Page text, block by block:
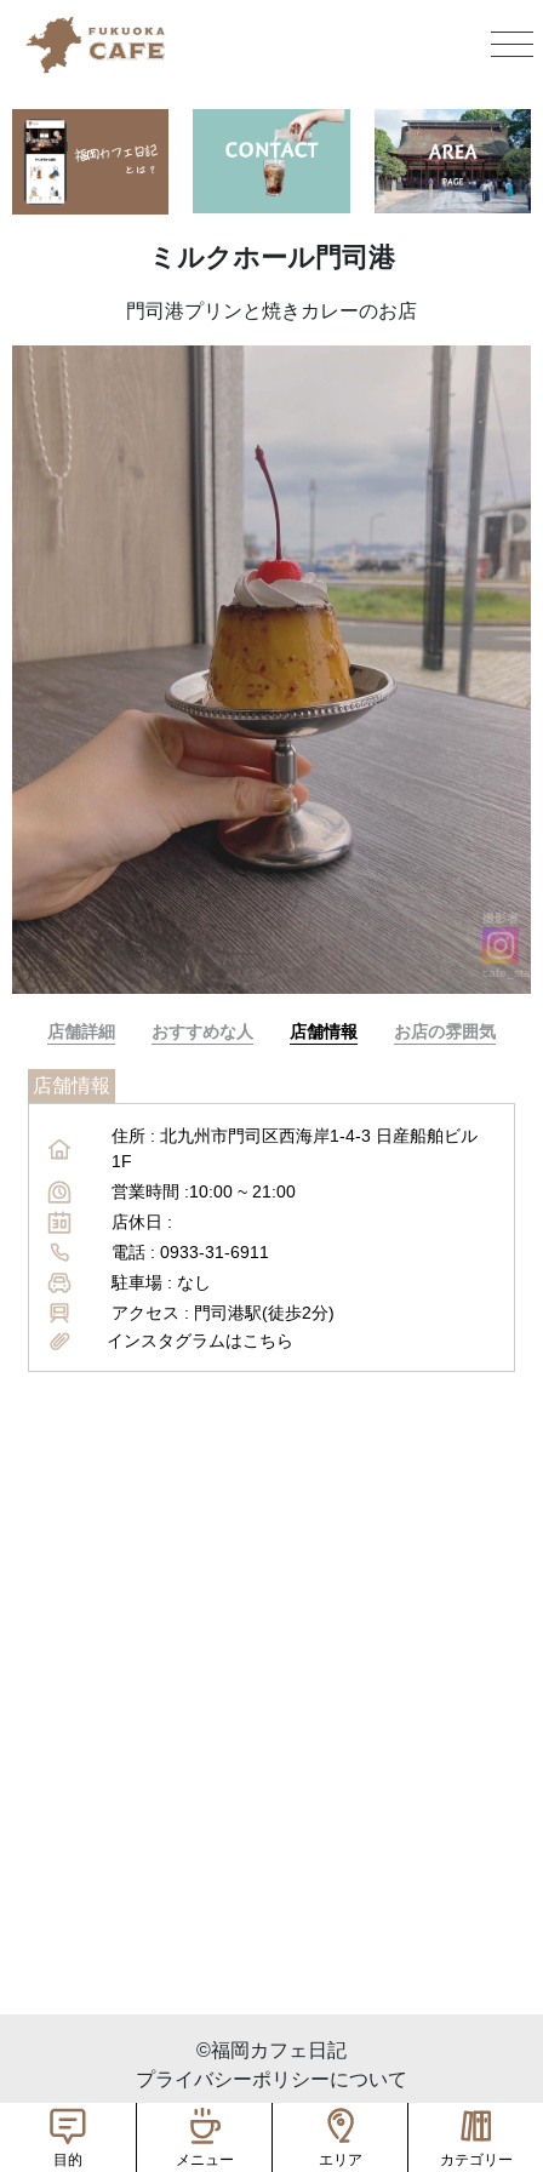
ミルクホール門司港
門司港プリンと焼きカレーのお店
撮影者
店舗詳細 おすすめな人 店舗情報 お店の雰囲気
店舗情報
住所 : 北九州市門司区西海岸1-4-3 日産船舶ビル
1F
営業時間 :10:00 ~ 21:00
店休日 :
電話 : 0933-31-6911
駐車場 : なし
アクセス : 門司港駅(徒歩2分)
インスタグラムはこちら
©︎福岡カフェ日記
プライバシーポリシーについて
目的 メニュー エリア カテゴリー